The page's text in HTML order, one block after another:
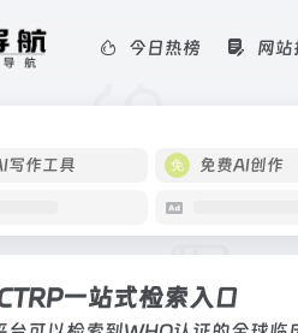
今日热榜 网站
写作工具
免费AI创作
一站式检索入口